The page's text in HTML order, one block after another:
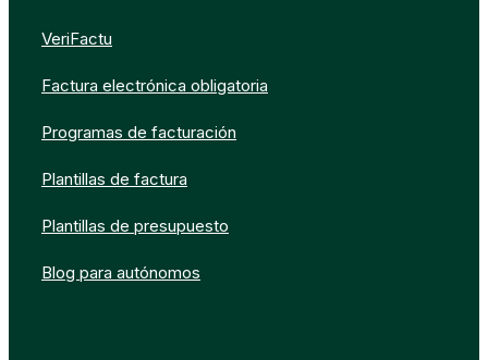
VeriFactu
Factura electrónica obligatoria
Programas de facturación
Plantillas de factura
Plantillas de presupuesto
Blog para autónomos